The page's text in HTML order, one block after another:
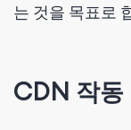
는 것을 목표로
CDN 작동